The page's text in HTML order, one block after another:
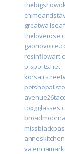
p-sports.net